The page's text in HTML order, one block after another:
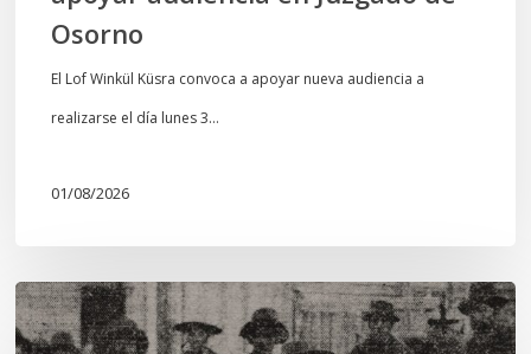
Osorno
El Lof Winkül Küsra convoca a apoyar nueva audiencia a
realizarse el día lunes 3…
01/08/2026
Chawrakawin:
Palimpsesto